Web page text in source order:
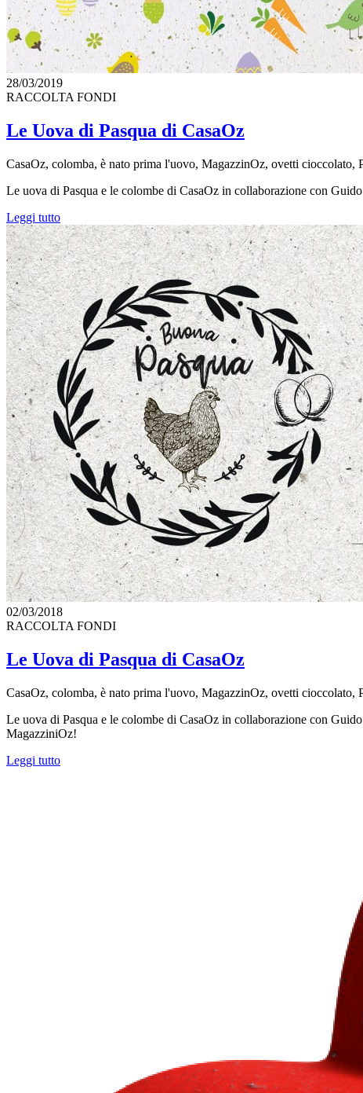
28/03/2019
RACCOLTA FONDI
Le Uova di Pasqua di CasaOz
CasaOz, colomba, è nato prima l'uovo, MagazzinOz, ovetti cioccolato,
Le uova di Pasqua e le colombe di CasaOz in collaborazione con
Leggi tutto
02/03/2018
RACCOLTA FONDI
Le Uova di Pasqua di CasaOz
CasaOz, colomba, è nato prima l'uovo, MagazzinOz, ovetti cioccolato,
Le uova di Pasqua e le colombe di CasaOz in collaborazione con
MagazziniOz!
Leggi tutto